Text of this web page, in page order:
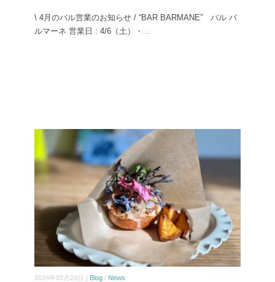
\ 4月のバル営業のお知らせ / “BAR BARMANE” バル バ
ルマーネ 営業日 : 4/6（土）・
2024年03月24日 | Blog / News